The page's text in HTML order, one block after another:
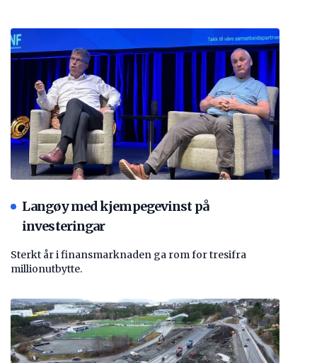
Langøy med kjempegevinst på
investeringar
Sterkt år i finansmarknaden ga rom for tresifra
millionutbytte.